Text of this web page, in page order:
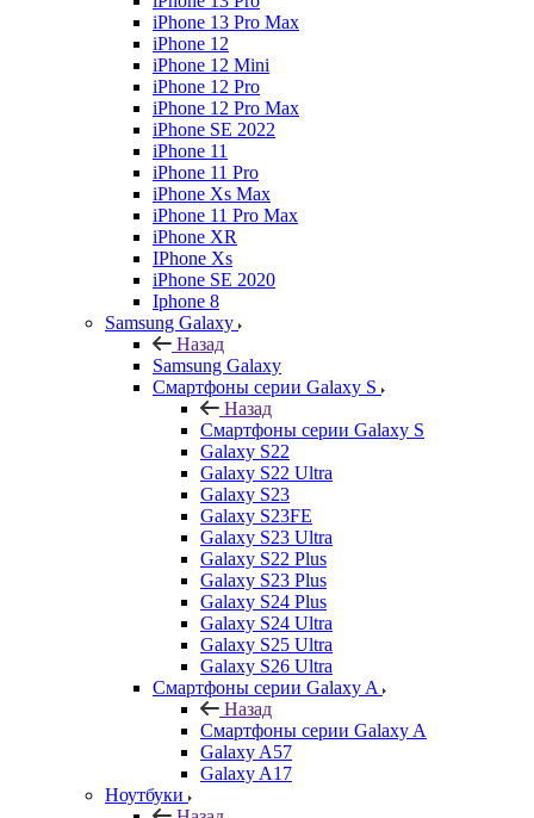
iPhone 13 Pro Max
iPhone 12
iPhone 12 Mini
iPhone 12 Pro
iPhone 12 Pro Max
iPhone SE 2022
iPhone 11
iPhone 11 Pro
iPhone Xs Max
iPhone 11 Pro Max
iPhone XR
IPhone Xs
iPhone SE 2020
Iphone 8
Samsung Galaxy
Назад
Samsung Galaxy
Смартфоны серии Galaxy S
Назад
Смартфоны серии Galaxy S
Galaxy S22
Galaxy S22 Ultra
Galaxy S23
Galaxy S23FE
Galaxy S23 Ultra
Galaxy S22 Plus
Galaxy S23 Plus
Galaxy S24 Plus
Galaxy S24 Ultra
Galaxy S25 Ultra
Galaxy S26 Ultra
Смартфоны серии Galaxy A
Назад
Смартфоны серии Galaxy A
Galaxy A57
Galaxy A17
Ноутбуки